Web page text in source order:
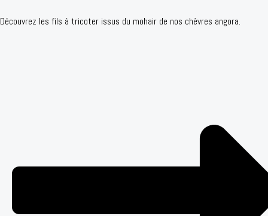
Découvrez les fils à tricoter issus du mohair de nos chèvres angora.